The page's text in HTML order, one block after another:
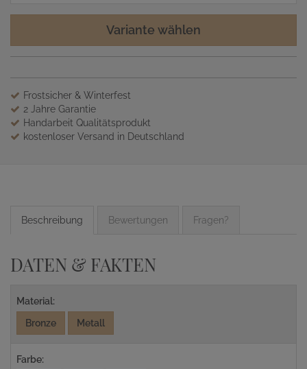
Variante wählen
Frostsicher & Winterfest
2 Jahre Garantie
Handarbeit Qualitätsprodukt
kostenloser Versand in Deutschland
Beschreibung Bewertungen Fragen?
DATEN & FAKTEN
Material:
Bronze
Metall
Farbe: